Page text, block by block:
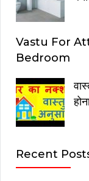
Vastu For
Bedroom
Recent